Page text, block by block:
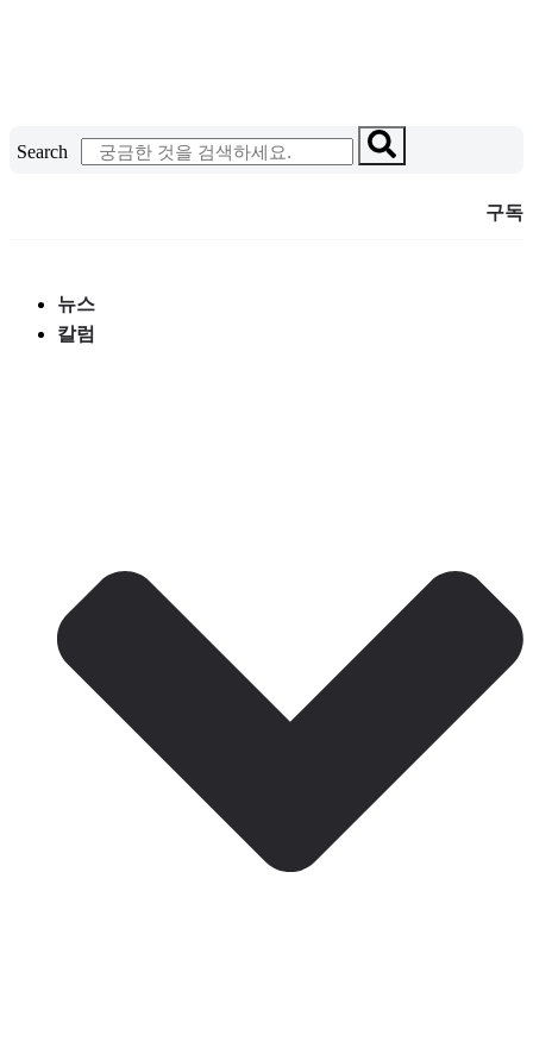
건
Search
구독
뉴스
칼럼